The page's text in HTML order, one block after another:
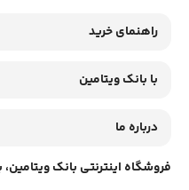
راهنمای خرید
با بانک ویتامین
درباره ما
فروشگاه اینترنتی بانک